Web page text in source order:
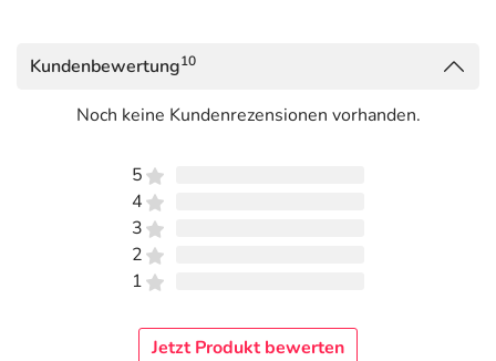
Kundenbewertung10
Noch keine Kundenrezensionen vorhanden.
5
4
3
2
1
Jetzt Produkt bewerten